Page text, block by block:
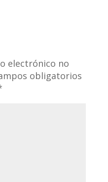
electrónico no
obligatorios